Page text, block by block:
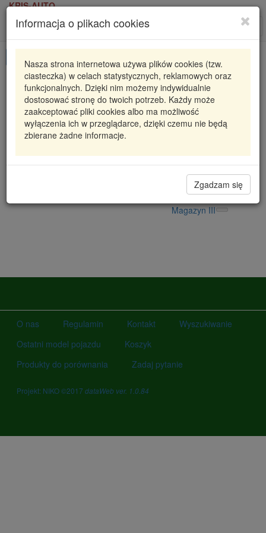
KRIS-AUTO
Informacja o plikach cookies
Nasza strona internetowa używa plików cookies (tzw.
ciasteczka) w celach statystycznych, reklamowych oraz
funkcjonalnych. Dzięki nim możemy indywidualnie
dostosować stronę do twoich potrzeb. Każdy może
zaakceptować pliki cookies albo ma możliwość
wyłączenia ich w przeglądarce, dzięki czemu nie będą
zbierane żadne informacje.
Zgadzam się
Karta produktu
818715 VAL VALEO
INTERCOOLER BMW 3 (E46) 2/1998=>
433,45 zł
Filia Lublin 0
Magazyn II
Magazyn IV
Magazyn III
O nas Regulamin Kontakt
Wyszukiwanie
Ostatni model pojazdu
Koszyk
Produkty do porównania
Zadaj pytanie
Projekt: NIKO ©2017 dataWeb ver. 1.0.84